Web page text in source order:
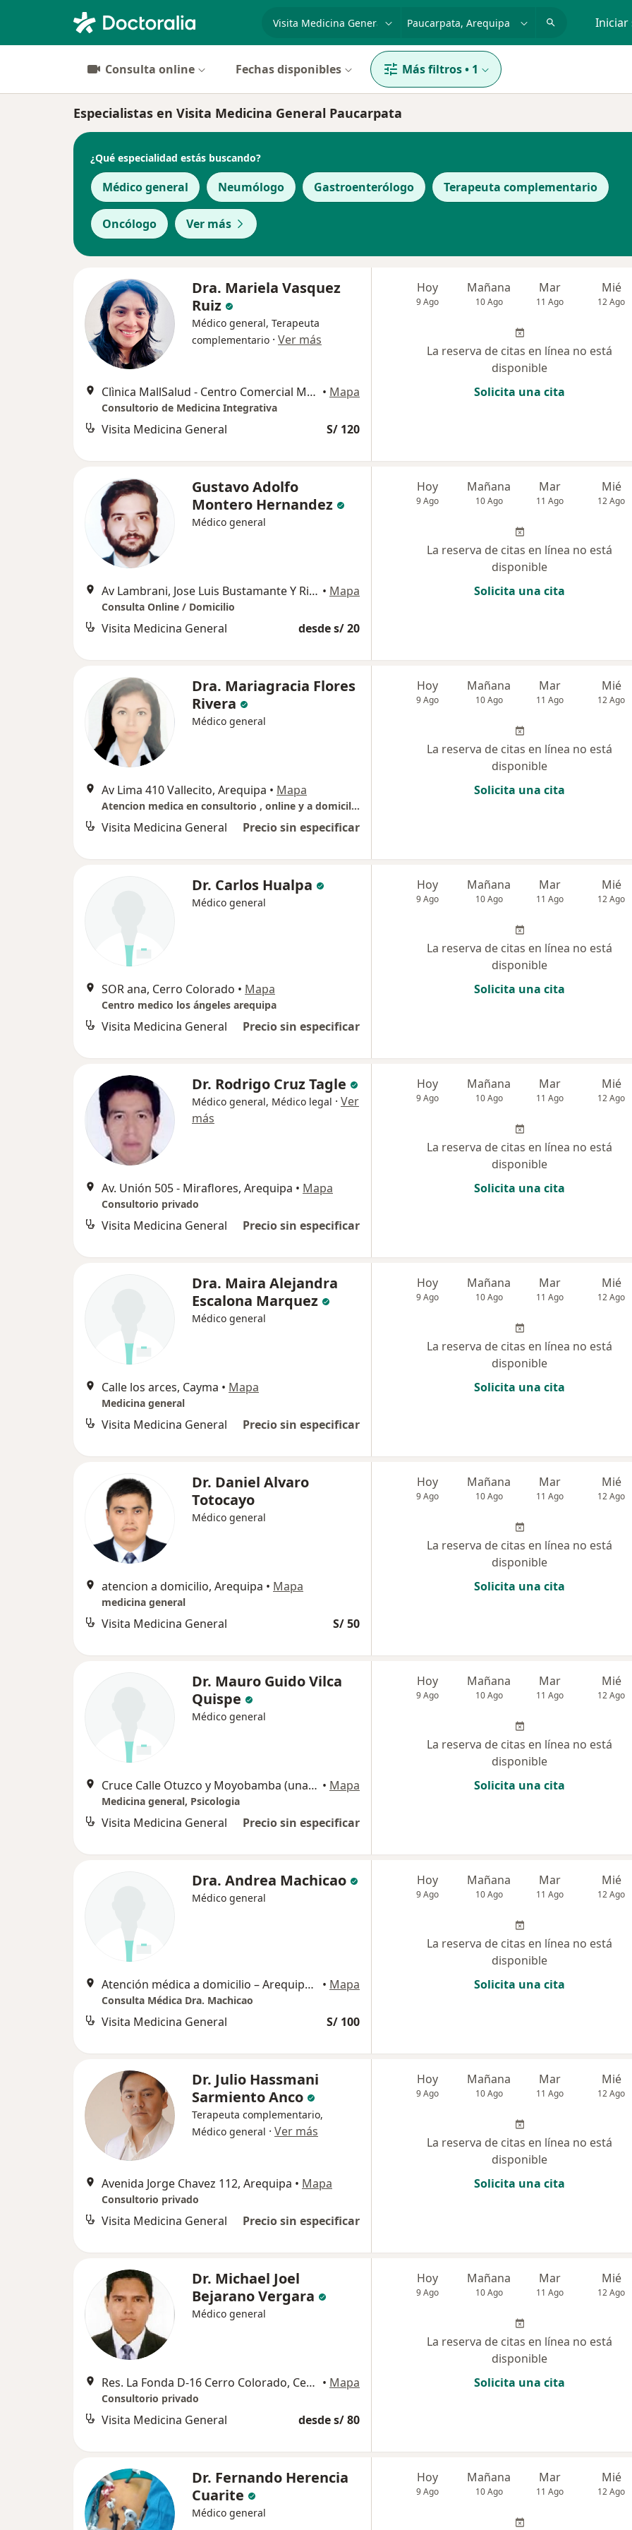
Iniciar
Consulta online Fechas disponibles Más filtros• 1
Especialistas en Visita Medicina General Paucarpata
¿Qué especialidad estás buscando?
Médico general Neumólogo Gastroenterólogo Terapeuta complementario
Oncólogo Ver más
Dra. Mariela Vasquez
Ruiz
Médico general, Terapeuta
complementario · Ver más
Clìnica MallSalud - Centro Comercial Mall Aventura de Avenida Porongoche, Paucarpata • Mapa
Consultorio de Medicina Integrativa
Visita Medicina General S/ 120
Hoy
9 Ago
Mañana
10 Ago
Mar
11 Ago
Mié
12 Ago
La reserva de citas en línea no está
disponible
Solicita una cita
Gustavo Adolfo
Montero Hernandez
Médico general
Av Lambrani, Jose Luis Bustamante Y Rivero, Jose Luis Bustamante y Rivero • Mapa
Consulta Online / Domicilio
Visita Medicina General desde s/ 20
Hoy
9 Ago
Mañana
10 Ago
Mar
11 Ago
Mié
12 Ago
La reserva de citas en línea no está
disponible
Solicita una cita
Dra. Mariagracia Flores
Rivera
Médico general
Av Lima 410 Vallecito, Arequipa • Mapa
Atencion medica en consultorio , online y a domicilio
Visita Medicina General Precio sin especificar
Hoy
9 Ago
Mañana
10 Ago
Mar
11 Ago
Mié
12 Ago
La reserva de citas en línea no está
disponible
Solicita una cita
Dr. Carlos Hualpa
Médico general
SOR ana, Cerro Colorado • Mapa
Centro medico los ángeles arequipa
Visita Medicina General Precio sin especificar
Hoy
9 Ago
Mañana
10 Ago
Mar
11 Ago
Mié
12 Ago
La reserva de citas en línea no está
disponible
Solicita una cita
Dr. Rodrigo Cruz Tagle
Médico general, Médico legal · Ver
más
Av. Unión 505 - Miraflores, Arequipa • Mapa
Consultorio privado
Visita Medicina General Precio sin especificar
Hoy
9 Ago
Mañana
10 Ago
Mar
11 Ago
Mié
12 Ago
La reserva de citas en línea no está
disponible
Solicita una cita
Dra. Maira Alejandra
Escalona Marquez
Médico general
Calle los arces, Cayma • Mapa
Medicina general
Visita Medicina General Precio sin especificar
Hoy
9 Ago
Mañana
10 Ago
Mar
11 Ago
Mié
12 Ago
La reserva de citas en línea no está
disponible
Solicita una cita
Dr. Daniel Alvaro
Totocayo
Médico general
atencion a domicilio, Arequipa • Mapa
medicina general
Visita Medicina General S/ 50
Hoy
9 Ago
Mañana
10 Ago
Mar
11 Ago
Mié
12 Ago
La reserva de citas en línea no está
disponible
Solicita una cita
Dr. Mauro Guido Vilca
Quispe
Médico general
Cruce Calle Otuzco y Moyobamba (una cuadra de la Villa Olimpica de Socabaya), Arequipa • Mapa
Medicina general, Psicologia
Visita Medicina General Precio sin especificar
Hoy
9 Ago
Mañana
10 Ago
Mar
11 Ago
Mié
12 Ago
La reserva de citas en línea no está
disponible
Solicita una cita
Dra. Andrea Machicao
Médico general
Atención médica a domicilio – Arequipa, Arequipa • Mapa
Consulta Médica Dra. Machicao
Visita Medicina General S/ 100
Hoy
9 Ago
Mañana
10 Ago
Mar
11 Ago
Mié
12 Ago
La reserva de citas en línea no está
disponible
Solicita una cita
Dr. Julio Hassmani
Sarmiento Anco
Terapeuta complementario,
Médico general · Ver más
Avenida Jorge Chavez 112, Arequipa • Mapa
Consultorio privado
Visita Medicina General Precio sin especificar
Hoy
9 Ago
Mañana
10 Ago
Mar
11 Ago
Mié
12 Ago
La reserva de citas en línea no está
disponible
Solicita una cita
Dr. Michael Joel
Bejarano Vergara
Médico general
Res. La Fonda D-16 Cerro Colorado, Cerro Colorado • Mapa
Consultorio privado
Visita Medicina General desde s/ 80
Hoy
9 Ago
Mañana
10 Ago
Mar
11 Ago
Mié
12 Ago
La reserva de citas en línea no está
disponible
Solicita una cita
Dr. Fernando Herencia
Cuarite
Médico general
Hoy
9 Ago
Mañana
10 Ago
Mar
11 Ago
Mié
12 Ago